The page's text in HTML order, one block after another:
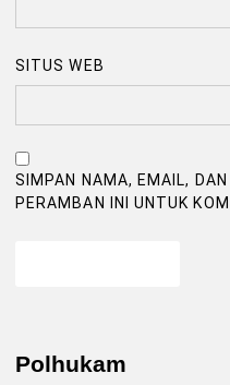
SITUS WEB
SIMPAN NAMA, EMAIL,
PERAMBAN INI UNTUK
Polhukam